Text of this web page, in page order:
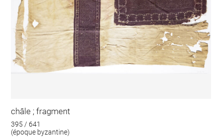
châle ; fragment
395 / 641
(époque byzantine)